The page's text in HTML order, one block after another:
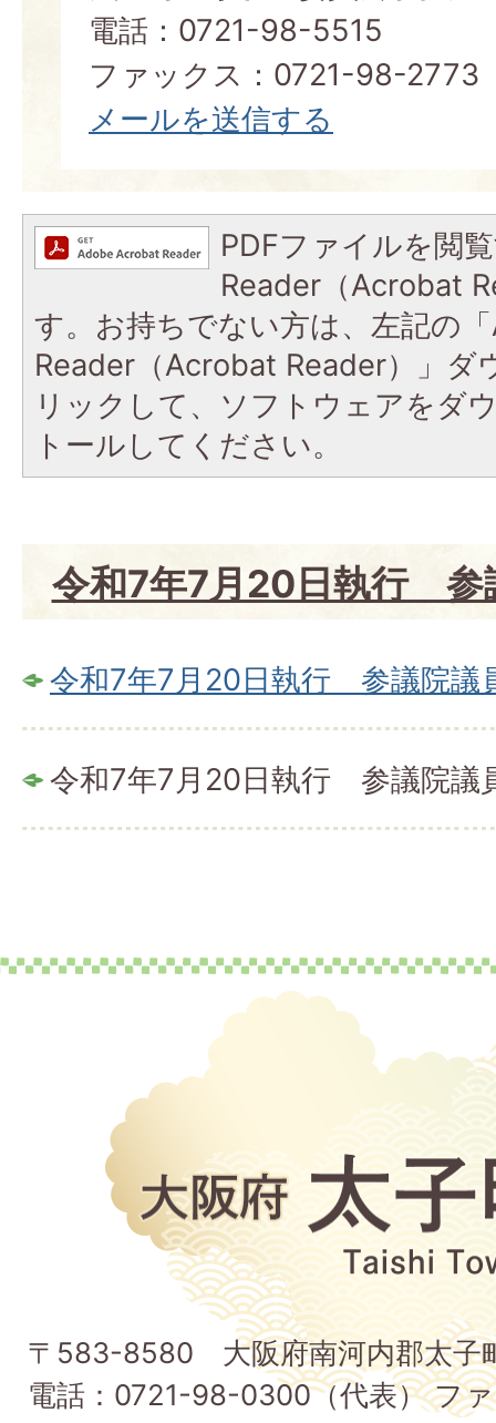
電話：0721-98-5515
ファックス：0721-98-2773
メールを送信する
PDFファイルを閲
Reader（Acrobat
す。お持ちでない方は、左記の
Reader（Acrobat Reader）」ダ
リックして、ソフトウェアをダ
トールしてください。
令和7年7月20日執行 参
令和7年7月20日執行 参議院議
令和7年7月20日執行 参議院議
町
Taishi
〒583-8580 大阪府南河内郡太子
電話：0721-98-0300（代表） フ